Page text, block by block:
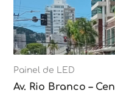
Painel de LED
Av. Rio Branco –